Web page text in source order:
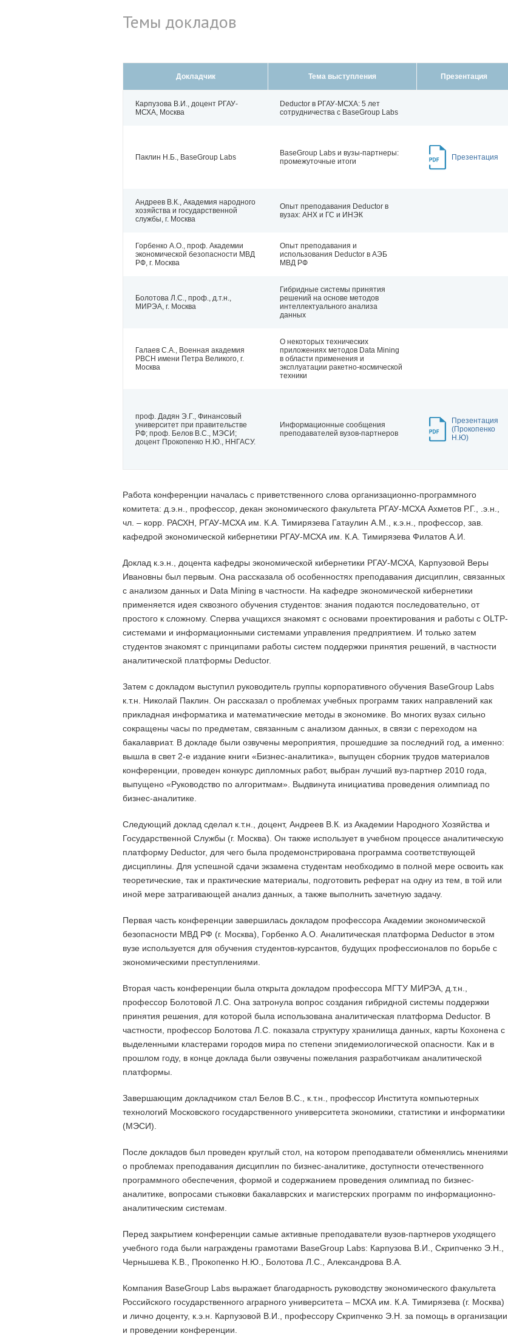
Темы докладов
Докладчик Тема выступления Презентация
Карпузова В.И., доцент РГАУ-
МСХА, Москва
Deductor в РГАУ-МСХА: 5 лет
сотрудничества с BaseGroup Labs
Паклин Н.Б., BaseGroup Labs
BaseGroup Labs и вузы-партнеры:
промежуточные итоги
Презентация
Андреев В.К., Академия народного
хозяйства и государственной
службы, г. Москва
Опыт преподавания Deductor в
вузах: АНХ и ГС и ИНЭК
Горбенко А.О., проф. Академии
экономической безопасности МВД
РФ, г. Москва
Опыт преподавания и
использования Deductor в АЭБ
МВД РФ
Болотова Л.С., проф., д.т.н.,
МИРЭА, г. Москва
Гибридные системы принятия
решений на основе методов
интеллектуального анализа
данных
Галаев С.А., Военная академия
РВСН имени Петра Великого, г.
Москва
О некоторых технических
приложениях методов Data Mining
в области применения и
эксплуатации ракетно-космической
техники
проф. Дадян Э.Г., Финансовый
университет при правительстве
РФ; проф. Белов В.С., МЭСИ;
доцент Прокопенко Н.Ю., ННГАСУ.
Информационные сообщения
преподавателей вузов-партнеров
Презентация
(Прокопенко
Н.Ю)
Работа конференции началась с приветственного слова организационно-программного
комитета: д.э.н., профессор, декан экономического факультета РГАУ-МСХА Ахметов Р.Г., .э.н.,
чл. – корр. РАСХН, РГАУ-МСХА им. К.А. Тимирязева Гатаулин А.М., к.э.н., профессор, зав.
кафедрой экономической кибернетики РГАУ-МСХА им. К.А. Тимирязева Филатов А.И.
Доклад к.э.н., доцента кафедры экономической кибернетики РГАУ-МСХА, Карпузовой Веры
Ивановны был первым. Она рассказала об особенностях преподавания дисциплин, связанных
с анализом данных и Data Mining в частности. На кафедре экономической кибернетики
применяется идея сквозного обучения студентов: знания подаются последовательно, от
простого к сложному. Сперва учащихся знакомят с основами проектирования и работы с OLTP-
системами и информационными системами управления предприятием. И только затем
студентов знакомят с принципами работы систем поддержки принятия решений, в частности
аналитической платформы Deductor.
Затем с докладом выступил руководитель группы корпоративного обучения BaseGroup Labs
к.т.н. Николай Паклин. Он рассказал о проблемах учебных программ таких направлений как
прикладная информатика и математические методы в экономике. Во многих вузах сильно
сокращены часы по предметам, связанным с анализом данных, в связи с переходом на
бакалавриат. В докладе были озвучены мероприятия, прошедшие за последний год, а именно:
вышла в свет 2-е издание книги «Бизнес-аналитика», выпущен сборник трудов материалов
конференции, проведен конкурс дипломных работ, выбран лучший вуз-партнер 2010 года,
выпущено «Руководство по алгоритмам». Выдвинута инициатива проведения олимпиад по
бизнес-аналитике.
Следующий доклад сделал к.т.н., доцент, Андреев В.К. из Академии Народного Хозяйства и
Государственной Службы (г. Москва). Он также использует в учебном процессе аналитическую
платформу Deductor, для чего была продемонстрирована программа соответствующей
дисциплины. Для успешной сдачи экзамена студентам необходимо в полной мере освоить как
теоретические, так и практические материалы, подготовить реферат на одну из тем, в той или
иной мере затрагивающей анализ данных, а также выполнить зачетную задачу.
Первая часть конференции завершилась докладом профессора Академии экономической
безопасности МВД РФ (г. Москва), Горбенко А.О. Аналитическая платформа Deductor в этом
вузе используется для обучения студентов-курсантов, будущих профессионалов по борьбе с
экономическими преступлениями.
Вторая часть конференции была открыта докладом профессора МГТУ МИРЭА, д.т.н.,
профессор Болотовой Л.С. Она затронула вопрос создания гибридной системы поддержки
принятия решения, для которой была использована аналитическая платформа Deductor. В
частности, профессор Болотова Л.С. показала структуру хранилища данных, карты Кохонена с
выделенными кластерами городов мира по степени эпидемиологической опасности. Как и в
прошлом году, в конце доклада были озвучены пожелания разработчикам аналитической
платформы.
Завершающим докладчиком стал Белов В.С., к.т.н., профессор Института компьютерных
технологий Московского государственного университета экономики, статистики и информатики
(МЭСИ).
После докладов был проведен круглый стол, на котором преподаватели обменялись мнениями
о проблемах преподавания дисциплин по бизнес-аналитике, доступности отечественного
программного обеспечения, формой и содержанием проведения олимпиад по бизнес-
аналитике, вопросами стыковки бакалаврских и магистерских программ по информационно-
аналитическим системам.
Перед закрытием конференции самые активные преподаватели вузов-партнеров уходящего
учебного года были награждены грамотами BaseGroup Labs: Карпузова В.И., Скрипченко Э.Н.,
Чернышева К.В., Прокопенко Н.Ю., Болотова Л.С., Александрова В.А.
Компания BaseGroup Labs выражает благодарность руководству экономического факультета
Российского государственного аграрного университета – МСХА им. К.А. Тимирязева (г. Москва)
и лично доценту, к.э.н. Карпузовой В.И., профессору Скрипченко Э.Н. за помощь в организации
и проведении конференции.